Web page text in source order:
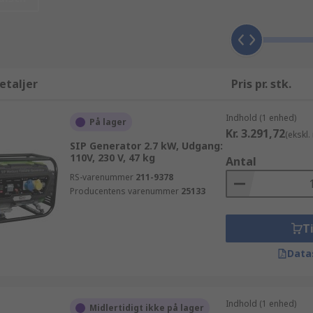
til-dag levering af deres bestilling af Generatorer -
hvis du bare har brug for en enkelt artikel i en
at købe ind i store partier eller bruge mere end
imødekommer selv de højeste forventninger. Men vi vil
om dem på vores detaljerede tekniske oversigt for
købes online, går fra NEUTRAL til RS. RS tilbyder
de tilgængelige produkter organiseres alfabetisk,
Pris pr. stk.
På lager
SIP Generator 2.7 kW, Udgang:
110V, 230 V, 47 kg
RS-varenummer 211-9378
Producentens varenummer 25133
Indhold (1 enhed)
Kr. 3.291,72(ekskl.
Antal
Midlertidigt ikke på lager Indhold (1 enhed)